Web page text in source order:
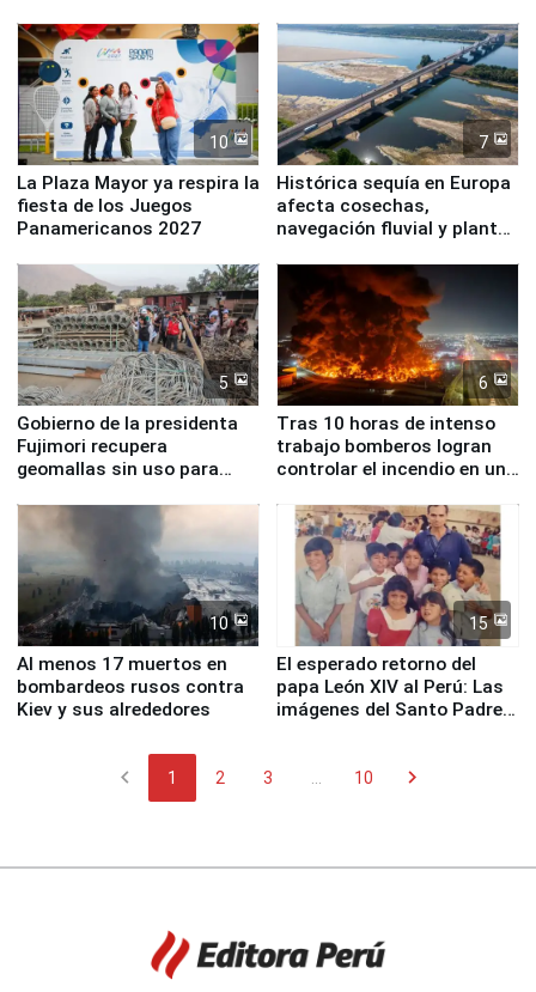
10
La Plaza Mayor ya respira la
fiesta de los Juegos
Panamericanos 2027
7
Histórica sequía en Europa
afecta cosechas,
navegación fluvial y plantas
5
Gobierno de la presidenta
Fujimori recupera
geomallas sin uso para
Fenómeno El Niño
6
Tras 10 horas de intenso
trabajo bomberos logran
controlar el incendio en una
de Chile
10
Al menos 17 muertos en
bombardeos rusos contra
Kiev y sus alrededores
15
El esperado retorno del
papa León XIV al Perú: Las
imágenes del Santo Padre
chevron_left 1 2 3 10 chevron_right